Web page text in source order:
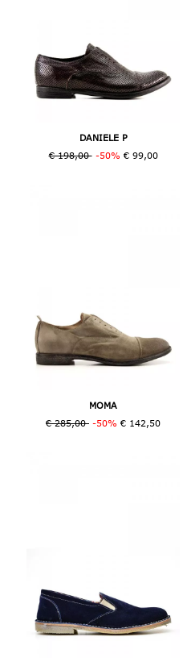
DANIELE P
€ 198,00-50% € 99,00
MOMA
€ 285,00 -50% € 142,50